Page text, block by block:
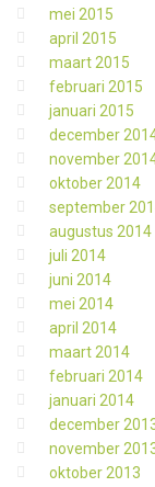
mei 2015
april 2015
maart 2015
februari 2015
januari 2015
december
november
oktober 2014
september
augustus 2014
juli 2014
juni 2014
mei 2014
april 2014
maart 2014
februari 2014
januari 2014
december
november
oktober 2013